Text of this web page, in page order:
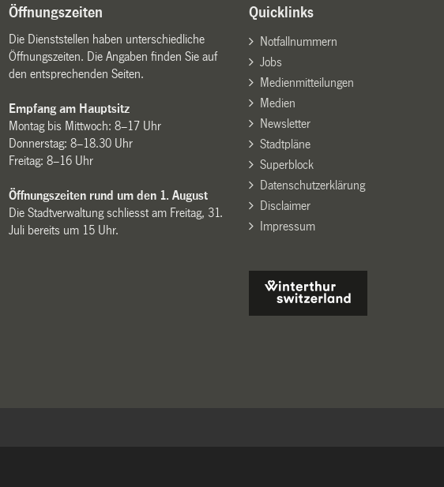
Öffnungszeiten
Die Dienststellen haben unterschiedliche
Öffnungszeiten. Die Angaben finden Sie auf
den entsprechenden Seiten.
Empfang am Hauptsitz
Montag bis Mittwoch: 8–17 Uhr
Donnerstag: 8–18.30 Uhr
Freitag: 8–16 Uhr
Öffnungszeiten rund um den 1. August
Die Stadtverwaltung schliesst am Freitag, 31.
Juli bereits um 15 Uhr.
Quicklinks
Notfallnummern
Jobs
Medienmitteilungen
Medien
Newsletter
Stadtpläne
Superblock
Datenschutzerklärung
Disclaimer
Impressum